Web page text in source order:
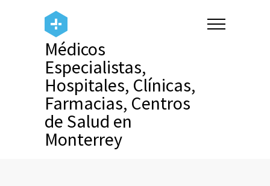
Médicos
Especialistas,
Hospitales, Clínicas,
Farmacias, Centros
de Salud en
Monterrey